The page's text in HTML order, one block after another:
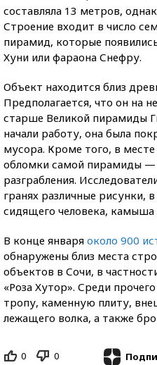
составляла 13 метров,
Строение входит в число
пирамид, которые
Хуни или фараона Снефру.
Объект находится близ
Предполагается, что он на
старше Великой пирамиды
начали работу, она была
мусора. Кроме того, в
обломки самой пирамиды —
разграбления.
гранях различные рисунки,
сидящего человека, камыша
В конце января около 900
обнаружены близ места
объектов в Сочи, в
«Роза Хутор». Среди
тропу, каменную плиту,
лежащего волка, а также
0 0